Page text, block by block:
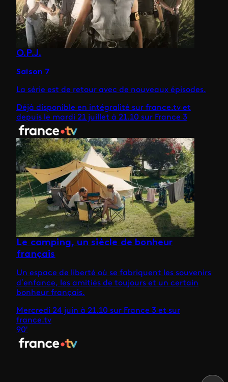
O.P.J.
Saison 7
La série est de retour avec de nouveaux épisodes.
Déjà disponible en intégralité sur france.tv et
depuis le mardi 21 juillet à 21.10 sur France 3
Le camping, un siècle de bonheur
français
Un espace de liberté où se fabriquent les souvenirs
d’enfance, les amitiés de toujours et un certain
bonheur français.
Mercredi 24 juin à 21.10 sur France 3 et sur
france.tv
90'